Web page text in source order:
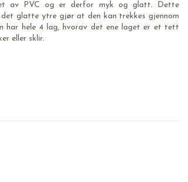
av PVC og er derfor myk og glatt. Dette
glatte ytre gjør at den kan trekkes gjennom
har hele 4 lag, hvorav det ene laget er et tett
eller sklir.